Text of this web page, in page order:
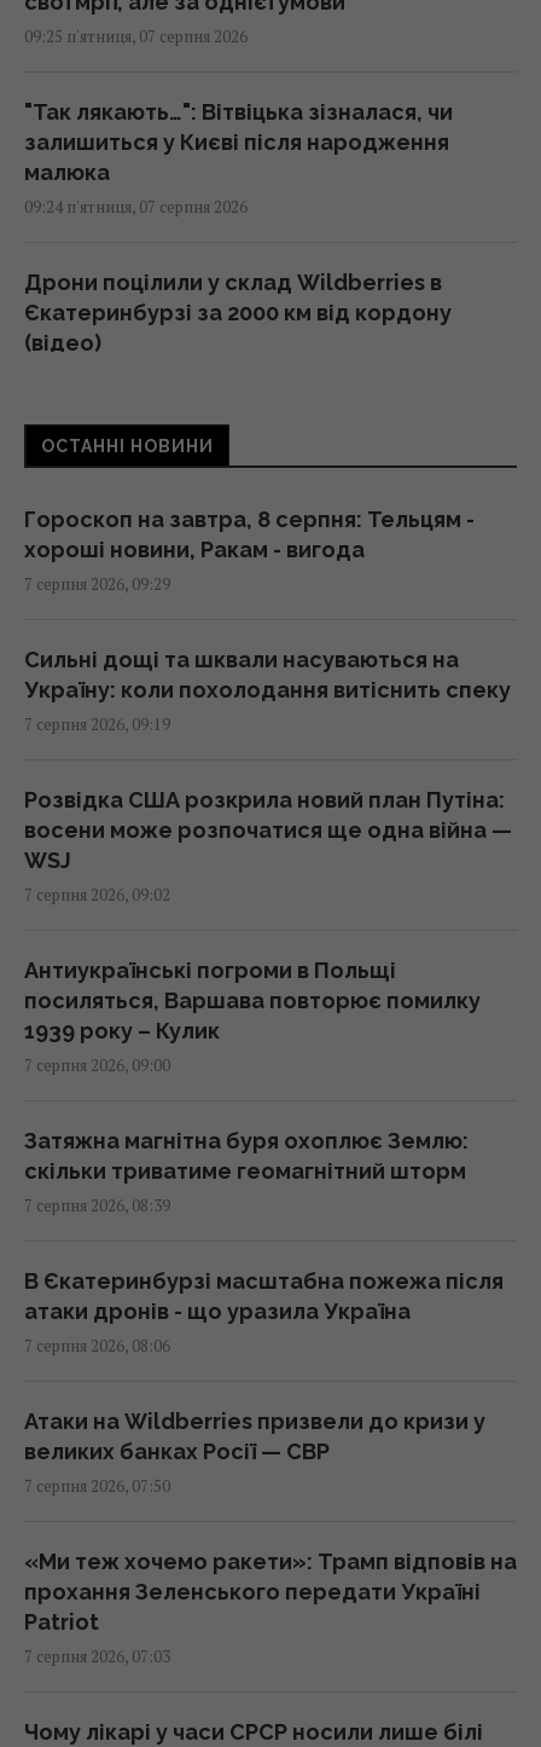
09:25 п'ятниця, 07 серпня 2026
"Так лякають…": Вітвіцька зізналася, чи
залишиться у Києві після народження
малюка
09:24 п'ятниця, 07 серпня 2026
Дрони поцілили у склад Wildberries в
Єкатеринбурзі за 2000 км від кордону
(відео)
"Люта нічка 2": вийшов трейлер сиквелу
Гарбором (відео)
09:11 п'ятниця, 07 серпня 2026
що з ними робити після збору врожаю
09:00 п'ятниця, 07 серпня 2026
показує календар риболова на місяць
09:00 п'ятниця, 07 серпня 2026
Що можна забрати з готельного номера, а
експертів
08:59 п'ятниця, 07 серпня 2026
Негода накриє пів України: синоптики
08:55 п'ятниця, 07 серпня 2026
Трамп підписав укази про обмеження
США
08:49 п'ятниця, 07 серпня 2026
Сіті": головні прем'єри в кінотеатрах цього
тижня
08:47 п'ятниця, 07 серпня 2026
Як рицинова олія впливає на волосся:
дослідження пояснюють користь цього
народного засобу
08:41 п'ятниця, 07 серпня 2026
Інцидент у Лейпцигу: у Німеччині
ОСТАННІ НОВИНИ
Гороскоп на завтра, 8 серпня: Тельцям -
хороші новини, Ракам - вигода
7 серпня 2026, 09:29
Сильні дощі та шквали насуваються на
Україну: коли похолодання витіснить спеку
7 серпня 2026, 09:19
Розвідка США розкрила новий план Путіна:
восени може розпочатися ще одна війна —
WSJ
7 серпня 2026, 09:02
Антиукраїнські погроми в Польщі
посиляться, Варшава повторює помилку
1939 року – Кулик
7 серпня 2026, 09:00
Затяжна магнітна буря охоплює Землю:
скільки триватиме геомагнітний шторм
7 серпня 2026, 08:39
В Єкатеринбурзі масштабна пожежа після
атаки дронів - що уразила Україна
7 серпня 2026, 08:06
Атаки на Wildberries призвели до кризи у
великих банках Росії — СВР
7 серпня 2026, 07:50
«Ми теж хочемо ракети»: Трамп відповів на
прохання Зеленського передати Україні
Patriot
7 серпня 2026, 07:03
Чому лікарі у часи СРСР носили лише білі